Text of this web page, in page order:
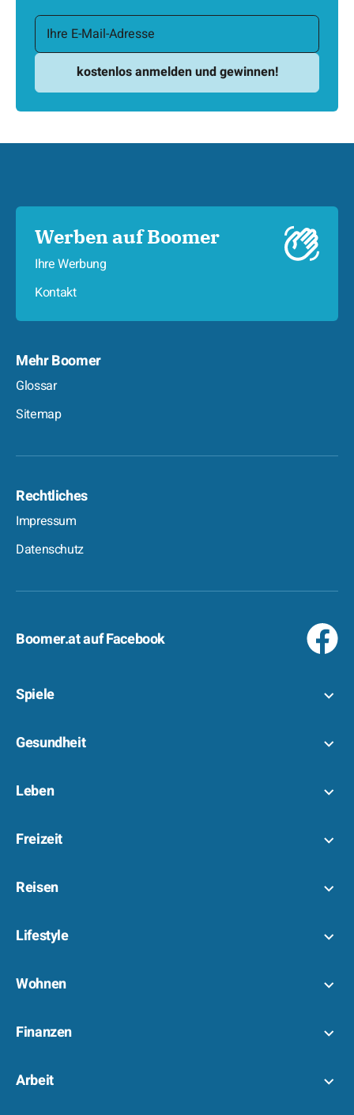
Werben auf Boomer
Ihre Werbung
Kontakt
Mehr Boomer
Glossar
Sitemap
Rechtliches
Impressum
Datenschutz
Boomer.at auf Facebook
Spiele
Gesundheit
Leben
Freizeit
Reisen
Lifestyle
Wohnen
Finanzen
Arbeit